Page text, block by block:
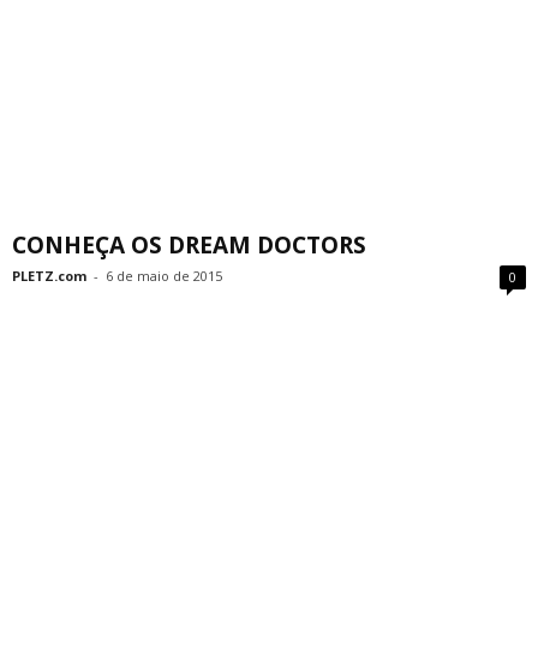
CONHEÇA OS DREAM DOCTORS
PLETZ.com - 6 de maio de 2015 0